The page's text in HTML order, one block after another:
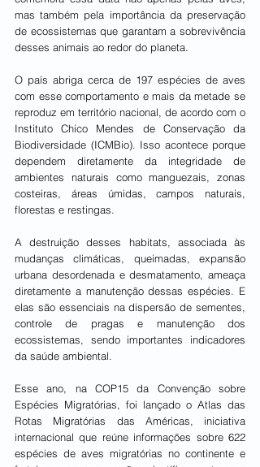
mas também pela importância da preservação
de ecossistemas que garantam a sobrevivência
desses animais ao redor do planeta.
O país abriga cerca de 197 espécies de aves
com esse comportamento e mais da metade se
reproduz em território nacional, de acordo com o
Instituto Chico Mendes de Conservação da
Biodiversidade (ICMBio). Isso acontece porque
dependem diretamente da integridade de
ambientes naturais como manguezais, zonas
costeiras, áreas úmidas, campos naturais,
florestas e restingas.
A destruição desses habitats, associada às
mudanças climáticas, queimadas, expansão
urbana desordenada e desmatamento, ameaça
diretamente a manutenção dessas espécies. E
elas são essenciais na dispersão de sementes,
controle de pragas e manutenção dos
ecossistemas, sendo importantes indicadores
da saúde ambiental.
Esse ano, na COP15 da Convenção sobre
Espécies Migratórias, foi lançado o Atlas das
Rotas Migratórias das Américas, iniciativa
internacional que reúne informações sobre 622
espécies de aves migratórias no continente e